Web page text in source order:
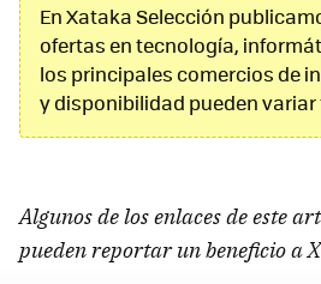
En Xataka Selección
ofertas en tecnología,
los principales comercios de
y disponibilidad pueden
Algunos de los enlaces de este
pueden reportar un beneficio a